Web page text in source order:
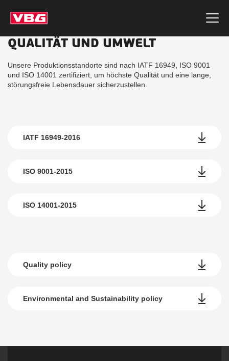
QUALITÄT UND UMWELT
Unsere Produktionsstandorte sind nach IATF 16949, ISO 9001
und ISO 14001 zertifiziert, um höchste Qualität und eine lange,
störungsfreie Lebensdauer sicherzustellen.
IATF 16949-2016
ISO 9001-2015
ISO 14001-2015
Quality policy
Environmental and Sustainability policy